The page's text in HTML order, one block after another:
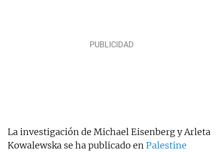
La investigación de Michael Eisenberg y Arleta
Kowalewska se ha publicado en Palestine